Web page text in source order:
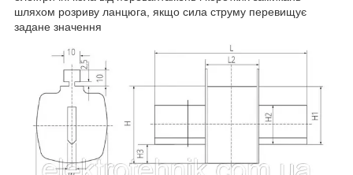
шляхом розриву ланцюга, якщо сила струму перевищує
задане значення